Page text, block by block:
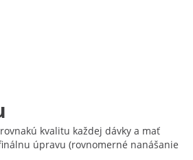
kvalitu každej dávky a mať
úpravu (rovnomerné nanášanie